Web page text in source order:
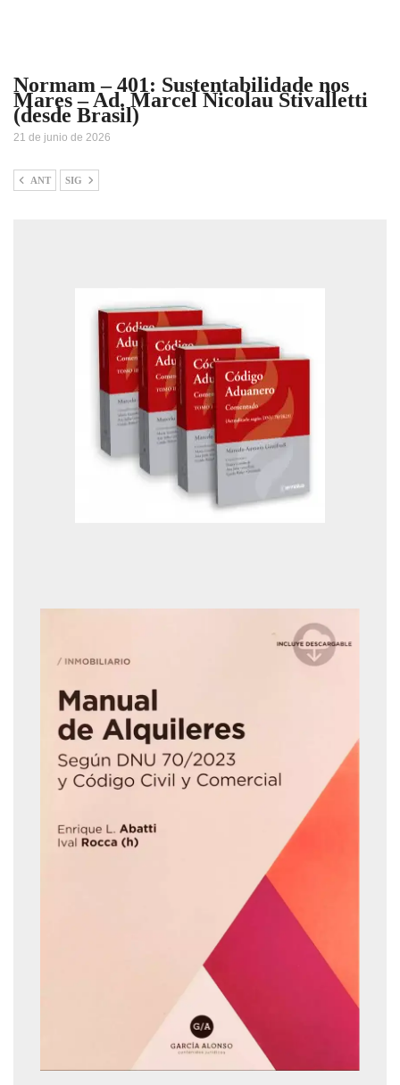
Normam – 401: Sustentabilidade nos
Mares – Ad. Marcel Nicolau Stivalletti
(desde Brasil)
21 de junio de 2026
ANT SIG